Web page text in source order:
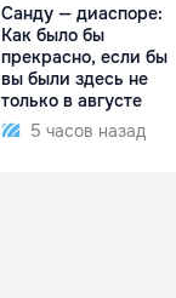
Санду — диаспоре:
Как было бы
прекрасно, если бы
вы были здесь не
только в августе
5 часов назад